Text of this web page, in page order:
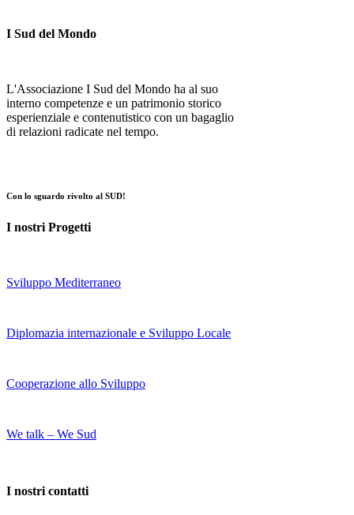
I Sud del Mondo
L'Associazione I Sud del Mondo ha al suo
interno competenze e un patrimonio storico
esperienziale e contenutistico con un bagaglio
di relazioni radicate nel tempo.
Con lo sguardo rivolto al SUD!
I nostri Progetti
Sviluppo Mediterraneo
Diplomazia internazionale e Sviluppo Locale
Cooperazione allo Sviluppo
We talk – We Sud
I nostri contatti